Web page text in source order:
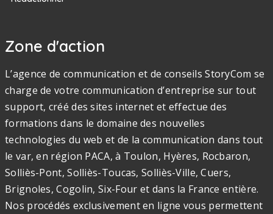
Zone d'action
L’agence de communication et de conseils StoryCom se
charge de votre communication d’entreprise sur tout
support, créé des sites internet et effectue des
formations dans le domaine des nouvelles
technologies du web et de la communication dans tout
le var, en région PACA, à Toulon, Hyères, Rocbaron,
Solliès-Pont, Solliès-Toucas, Solliès-Ville, Cuers,
Brignoles, Cogolin, Six-Four et dans la France entière.
Nos procédés exclusivement en ligne vous permettent